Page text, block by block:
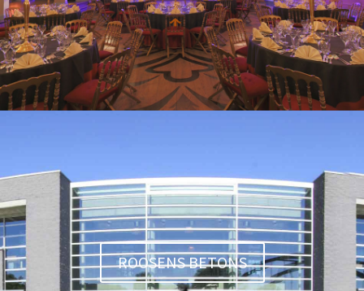
ROOSENS BETONS